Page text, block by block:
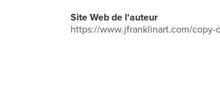
Site Web de l'auteur
https://www.jfranklinart.com/copy-